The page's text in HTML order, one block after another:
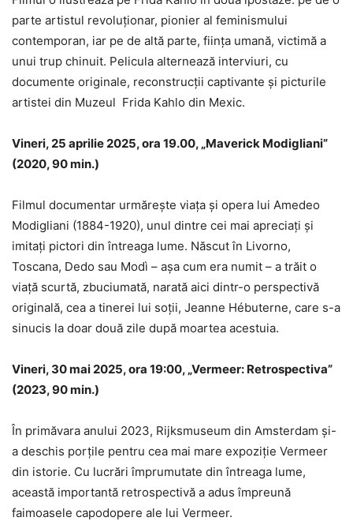
parte artistul revoluționar, pionier al feminismului
contemporan, iar pe de altă parte, ființa umană, victimă a
unui trup chinuit. Pelicula alternează interviuri, cu
documente originale, reconstrucții captivante și picturile
artistei din Muzeul Frida Kahlo din Mexic.
Vineri, 25 aprilie 2025, ora 19.00, „Maverick Modigliani”
(2020, 90 min.)
Filmul documentar urmărește viața și opera lui Amedeo
Modigliani (1884-1920), unul dintre cei mai apreciați şi
imitați pictori din întreaga lume. Născut în Livorno,
Toscana, Dedo sau Modì – aşa cum era numit – a trăit o
viaţă scurtă, zbuciumată, narată aici dintr-o perspectivă
originală, cea a tinerei lui soţii, Jeanne Hébuterne, care s-a
sinucis la doar două zile după moartea acestuia.
Vineri, 30 mai 2025, ora 19:00, „Vermeer: Retrospectiva”
(2023, 90 min.)
În primăvara anului 2023, Rijksmuseum din Amsterdam și-
a deschis porțile pentru cea mai mare expoziție Vermeer
din istorie. Cu lucrări împrumutate din întreaga lume,
această importantă retrospectivă a adus împreună
faimoasele capodopere ale lui Vermeer.